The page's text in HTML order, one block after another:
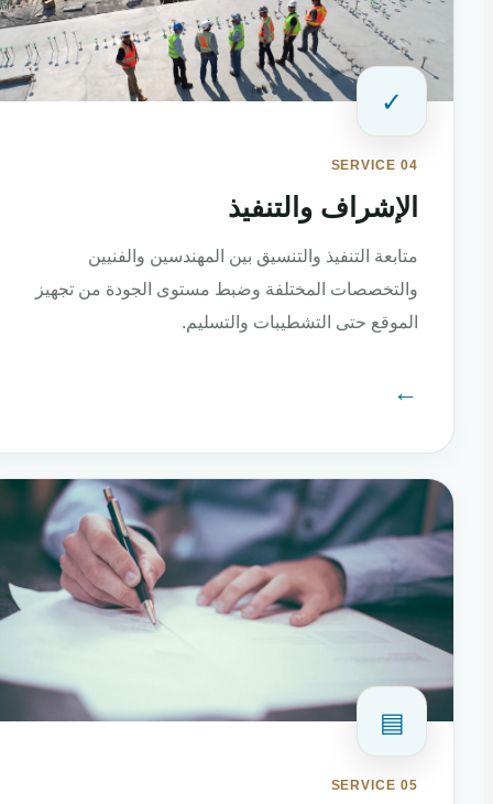
✓
SERVICE 04
الإشراف والتنفيذ
متابعة التنفيذ والتنسيق بين المهندسين والفنيين
والتخصصات المختلفة وضبط مستوى الجودة من تجهيز
الموقع حتى التشطيبات والتسليم.
▤
SERVICE 05